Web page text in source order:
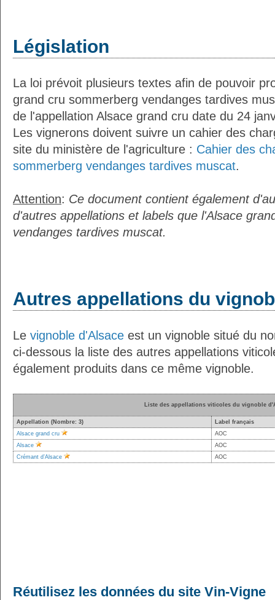
Législation
La loi prévoit plusieurs textes afin de pouvoir
grand cru sommerberg vendanges tardives
de l'appellation Alsace grand cru date du 24
Les vignerons doivent suivre un cahier des
site du ministère de l'agriculture : Cahier des
sommerberg vendanges tardives muscat.
Attention: Ce document contient également
d'autres appellations et labels que l'Alsace
vendanges tardives muscat.
Autres appellations du
Le vignoble d'Alsace est un vignoble situé du
ci-dessous la liste des autres appellations
également produits dans ce même vignoble.
Liste des appellations viticoles du vignoble
Appellation (Nombre: 3)
Label français
Alsace grand cru
AOC
Alsace
AOC
Crémant d’Alsace
AOC
Réutilisez les données du site Vin-Vigne